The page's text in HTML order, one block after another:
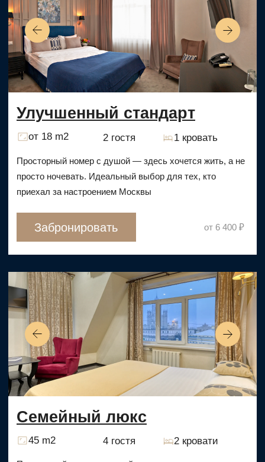
guest@hitrovkahotel.com
+7 (926) 272-22-44
У ВАС ОСТАЛИСЬ
ВОПРОСЫ?
ОТДЕЛ ПРОДАЖ:
gm@hitrovkahotel.com
ГЕНЕРАЛЬНЫЙ МЕНЕДЖЕР ОТЕЛЯ:
director@hitrovkahotel.com
оперативно свяжемся с Вами!
+7
Я согласен с условиямиобработки персональных
данных, а такжеПолитикой конфиденциальности
Отправить